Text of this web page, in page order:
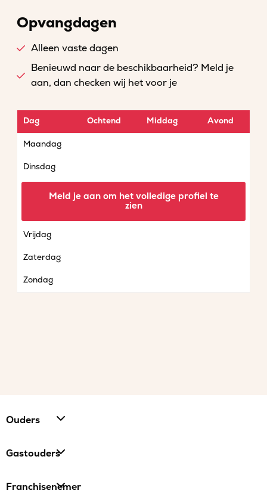
Opvangdagen
Alleen vaste dagen
Benieuwd naar de beschikbaarheid? Meld je
aan, dan checken wij het voor je
Dag Ochtend Middag Avond
Maandag
Dinsdag
Vrijdag
Zaterdag
Zondag
Meld je aan om het volledige profiel te
zien
Ouders
Gastouders
Franchisenemer